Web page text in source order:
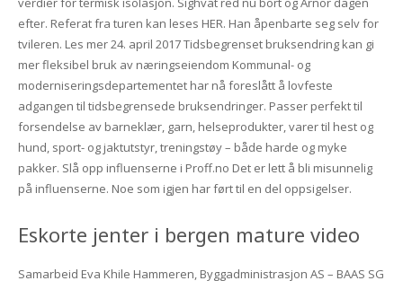
efter. Referat fra turen kan leses HER. Han åpenbarte seg selv for
tvileren. Les mer 24. april 2017 Tidsbegrenset bruksendring kan gi
mer fleksibel bruk av næringseiendom Kommunal- og
moderniseringsdepartementet har nå foreslått å lovfeste
adgangen til tidsbegrensede bruksendringer. Passer perfekt til
forsendelse av barneklær, garn, helseprodukter, varer til hest og
hund, sport- og jaktutstyr, treningstøy – både harde og myke
pakker. Slå opp influenserne i Proff.no Det er lett å bli misunnelig
på influenserne. Noe som igjen har ført til en del oppsigelser.
Eskorte jenter i bergen mature video
Samarbeid Eva Khile Hammeren, Byggadministrasjon AS – BAAS SG